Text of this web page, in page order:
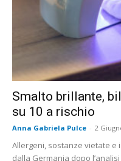
Smalto brillante,
su 10 a rischio
Anna Gabriela Pulce - 2
Allergeni, sostanze vietate e
dalla Germania dopo